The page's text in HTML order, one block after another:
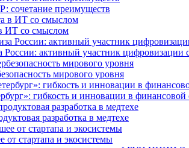
сочетание преимуществ
ИТ со смыслом
России: активный участник цифровизации
мирового уровня
гибкость и инновации в финансовой
разработка в медтехе
стартапа и экосистемы